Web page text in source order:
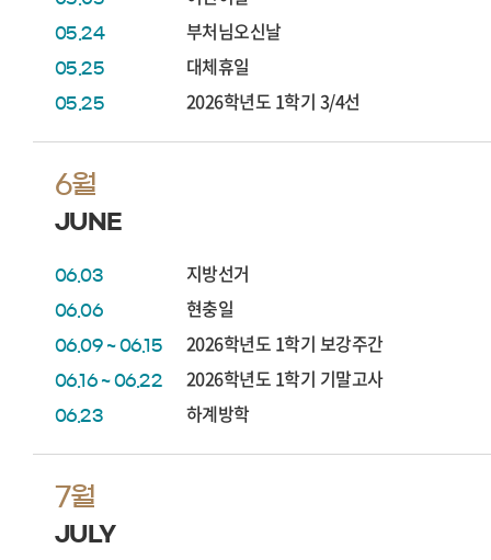
05.24 부처님오신날
05.25 대체휴일
05.25 2026학년도 1학기 3/4선
6월
JUNE
06.03 지방선거
06.06 현충일
06.09 ~ 06.15 2026학년도 1학기 보강주간
06.16 ~ 06.22 2026학년도 1학기 기말고사
06.23 하계방학
7월
JULY